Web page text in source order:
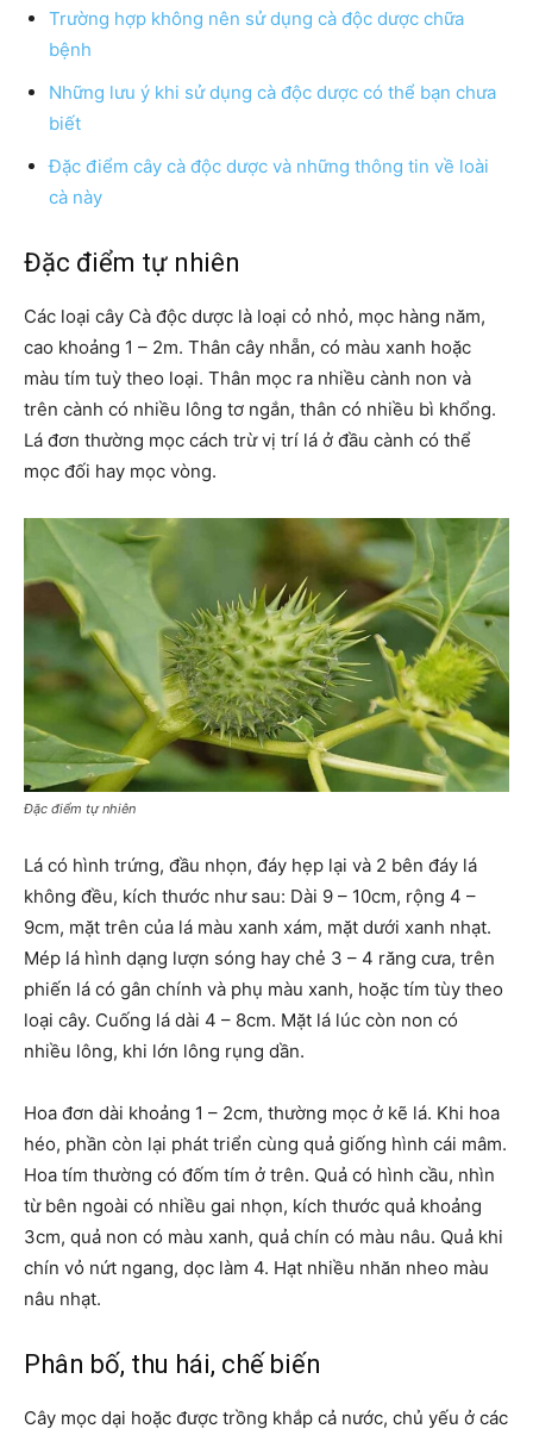
Trường hợp không nên sử dụng cà độc dược chữa
bệnh
Những lưu ý khi sử dụng cà độc dược có thể bạn chưa
biết
Đặc điểm cây cà độc dược và những thông tin về loài
cà này
Đặc điểm tự nhiên
Các loại cây Cà độc dược là loại cỏ nhỏ, mọc hàng năm,
cao khoảng 1 – 2m. Thân cây nhẵn, có màu xanh hoặc
màu tím tuỳ theo loại. Thân mọc ra nhiều cành non và
trên cành có nhiều lông tơ ngắn, thân có nhiều bì khổng.
Lá đơn thường mọc cách trừ vị trí lá ở đầu cành có thể
mọc đối hay mọc vòng.
Đặc điểm tự nhiên
Lá có hình trứng, đầu nhọn, đáy hẹp lại và 2 bên đáy lá
không đều, kích thước như sau: Dài 9 – 10cm, rộng 4 –
9cm, mặt trên của lá màu xanh xám, mặt dưới xanh nhạt.
Mép lá hình dạng lượn sóng hay chẻ 3 – 4 răng cưa, trên
phiến lá có gân chính và phụ màu xanh, hoặc tím tùy theo
loại cây. Cuống lá dài 4 – 8cm. Mặt lá lúc còn non có
nhiều lông, khi lớn lông rụng dần.
Hoa đơn dài khoảng 1 – 2cm, thường mọc ở kẽ lá. Khi hoa
héo, phần còn lại phát triển cùng quả giống hình cái mâm.
Hoa tím thường có đốm tím ở trên. Quả có hình cầu, nhìn
từ bên ngoài có nhiều gai nhọn, kích thước quả khoảng
3cm, quả non có màu xanh, quả chín có màu nâu. Quả khi
chín vỏ nứt ngang, dọc làm 4. Hạt nhiều nhăn nheo màu
nâu nhạt.
Phân bố, thu hái, chế biến
Cây mọc dại hoặc được trồng khắp cả nước, chủ yếu ở các